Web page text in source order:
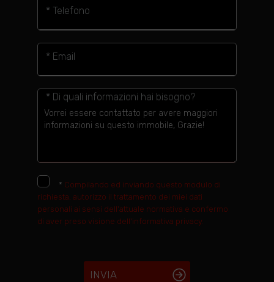
* Telefono
* Email
* Di quali informazioni hai bisogno?
* Compilando ed inviando questo modulo di
richiesta, autorizzo il trattamento dei miei dati
personali ai sensi dell'attuale normativa e confermo
di aver preso visione dell'informativa privacy.
INVIA